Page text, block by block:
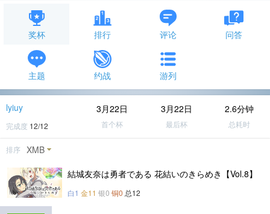
奖杯 排行 评论 问答
主题 约战 游列
lyiuy
完成度 12/12
3月22日
首个杯
3月22日
最后杯
2.6分钟
总耗时
排序 XMB
結城友奈は勇者である 花結いのきらめき【Vol.8】
白1 金11 银0 铜0 总12